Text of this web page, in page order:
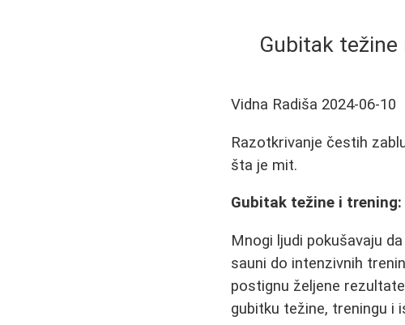
Gubitak
Vidna Radiša 2024-06-10
Razotkrivanje čestih
šta je mit.
Gubitak težine i
Mnogi ljudi pokušavaju
sauni do intenzivnih
postignu željene
gubitku težine, treningu i